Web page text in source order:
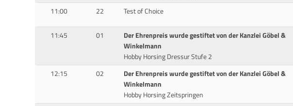
11:00 22 Test of Choice
11:45 01
Der Ehrenpreis wurde gestiftet von der Kanzlei Göbel &
Winkelmann
Hobby Horsing Dressur Stufe 2
12:15
02
Der Ehrenpreis wurde gestiftet von der Kanzlei Göbel &
Winkelmann
Hobby Horsing Zeitspringen